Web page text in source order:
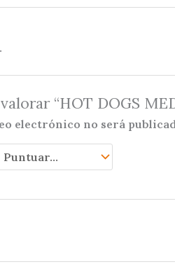
“HOT DOGS
electrónico no será